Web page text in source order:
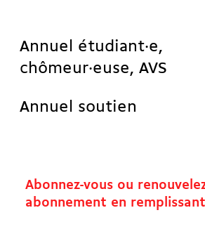
Annuel étudiant·e,
chômeur·euse, AVS
Annuel soutien
Abonnez-vous ou
abonnement en